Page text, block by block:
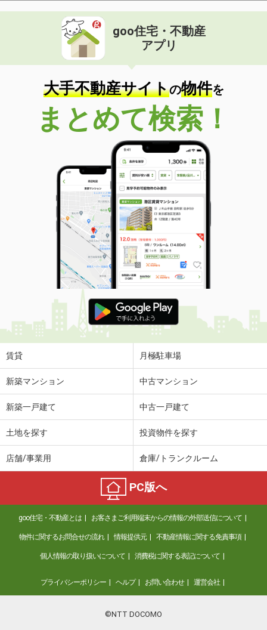
goo住宅・不動産
アプリ
大手不動産サイトの物件を
まとめて検索！
賃貸 月極駐車場
新築マンション 中古マンション
新築一戸建て 中古一戸建て
土地を探す 投資物件を探す
店舗/事業用 倉庫/トランクルーム
PC版へ
goo住宅・不動産とは お客さまご利用端末からの情報の外部送信について
物件に関するお問合せの流れ 情報提供元 不動産情報に関する免責事項
個人情報の取り扱いについて 消費税に関する表記について
プライバシーポリシー ヘルプ お問い合わせ 運営会社
©NTT DOCOMO